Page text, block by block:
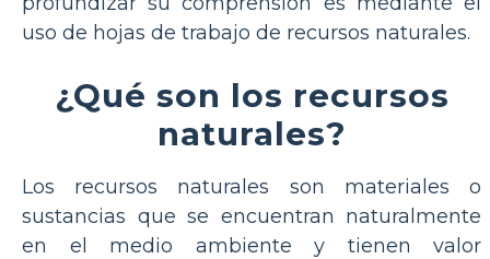
uso de hojas de trabajo de recursos naturales.
¿Qué son los recursos
naturales?
Los recursos naturales son materiales o
sustancias que se encuentran naturalmente
en el medio ambiente y tienen valor